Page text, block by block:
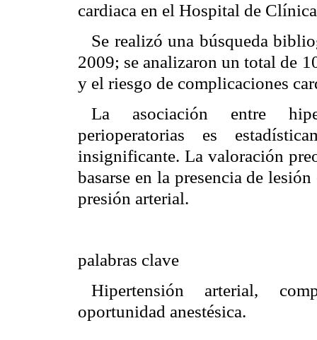
cardiaca en el Hospital de
Se realizó una búsqueda
2009; se analizaron un total de
y el riesgo de complicaciones
La asociación entre
perioperatorias es
insignificante. La valoración
basarse en la presencia de
presión arterial.
palabras clave
Hipertensión arterial,
oportunidad anestésica.